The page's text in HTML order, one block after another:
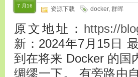
7 月16 资源下载 docker, 群晖
原文地址： https://
新：2024年7月15日
到在将来 Docker 的国
绸缪一下。 有旁路由